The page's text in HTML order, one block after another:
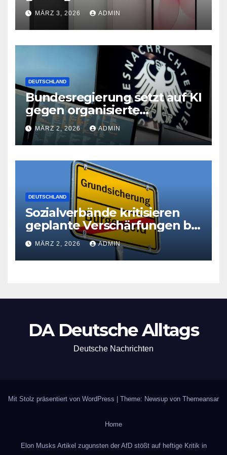
neues iPad Air mit M4-Chip
MÄRZ 3, 2026 ADMIN
DEUTSCHLAND
Bundesregierung setzt auf KI
gegen organisierte
Kriminalität
MÄRZ 2, 2026 ADMIN
DEUTSCHLAND
Sozialverbände kritisieren
geplante Verschärfungen bei
der Grundsicherung
MÄRZ 2, 2026 ADMIN
DA Deutsche Alltags
Deutsche Nachrichten
Mit Stolz präsentiert von WordPress Theme: Newsup von Themeansar
Home
Elon Musks Artikel zugunsten der AfD stößt auf heftige Kritik in